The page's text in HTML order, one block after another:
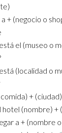
+ (negocio o
el (museo o
(localidad o
+ (ciudad)
hotel (nombre) +
a + (nombre